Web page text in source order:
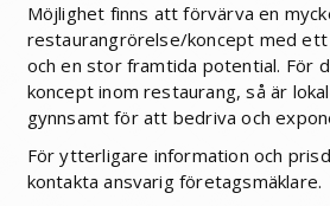
Möjlighet finns att förvärva en
restaurangrörelse/koncept med ett
och en stor framtida potential. För
koncept inom restaurang, så är
gynnsamt för att bedriva och
För ytterligare information och
kontakta ansvarig företagsmäklare.